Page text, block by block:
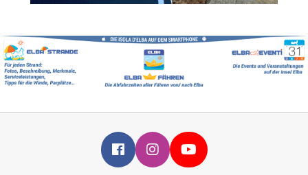
Infoelba su Facebook
Infoelba su Instagram
Infoelba su YouTube